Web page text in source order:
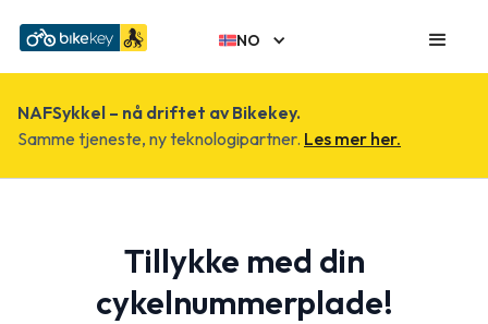
NO
NAFSykkel – nå driftet av Bikekey.
Samme tjeneste, ny teknologipartner. Les mer her.
Tillykke med din
cykelnummerplade!